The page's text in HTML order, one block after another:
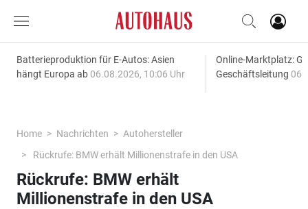
Batterieproduktion für E-Autos: Asien
hängt Europa ab 06.08.2026, 10:06 Uhr
Online-Marktplatz:
Geschäftsleitung
Home Nachrichten
Autohersteller
Rückrufe: BMW erhält Millionenstrafe in den USA
Rückrufe: BMW erhält
Millionenstrafe in den USA